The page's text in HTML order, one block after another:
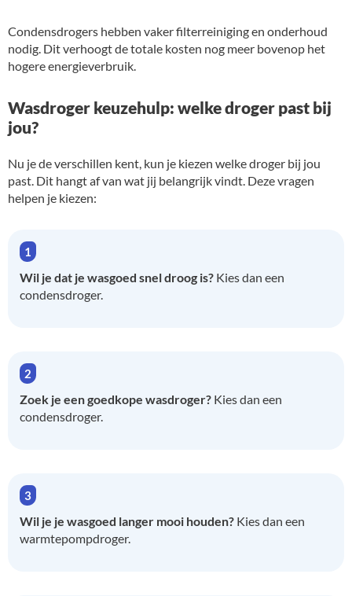
Condensdrogers hebben vaker filterreiniging en onderhoud
nodig. Dit verhoogt de totale kosten nog meer bovenop het
hogere energieverbruik.
Wasdroger keuzehulp: welke droger past bij
jou?
Nu je de verschillen kent, kun je kiezen welke droger bij jou
past. Dit hangt af van wat jij belangrijk vindt. Deze vragen
helpen je kiezen:
Wil je dat je wasgoed snel droog is? Kies dan een
condensdroger.
Zoek je een goedkope wasdroger? Kies dan een
condensdroger.
Wil je je wasgoed langer mooi houden? Kies dan een
warmtepompdroger.